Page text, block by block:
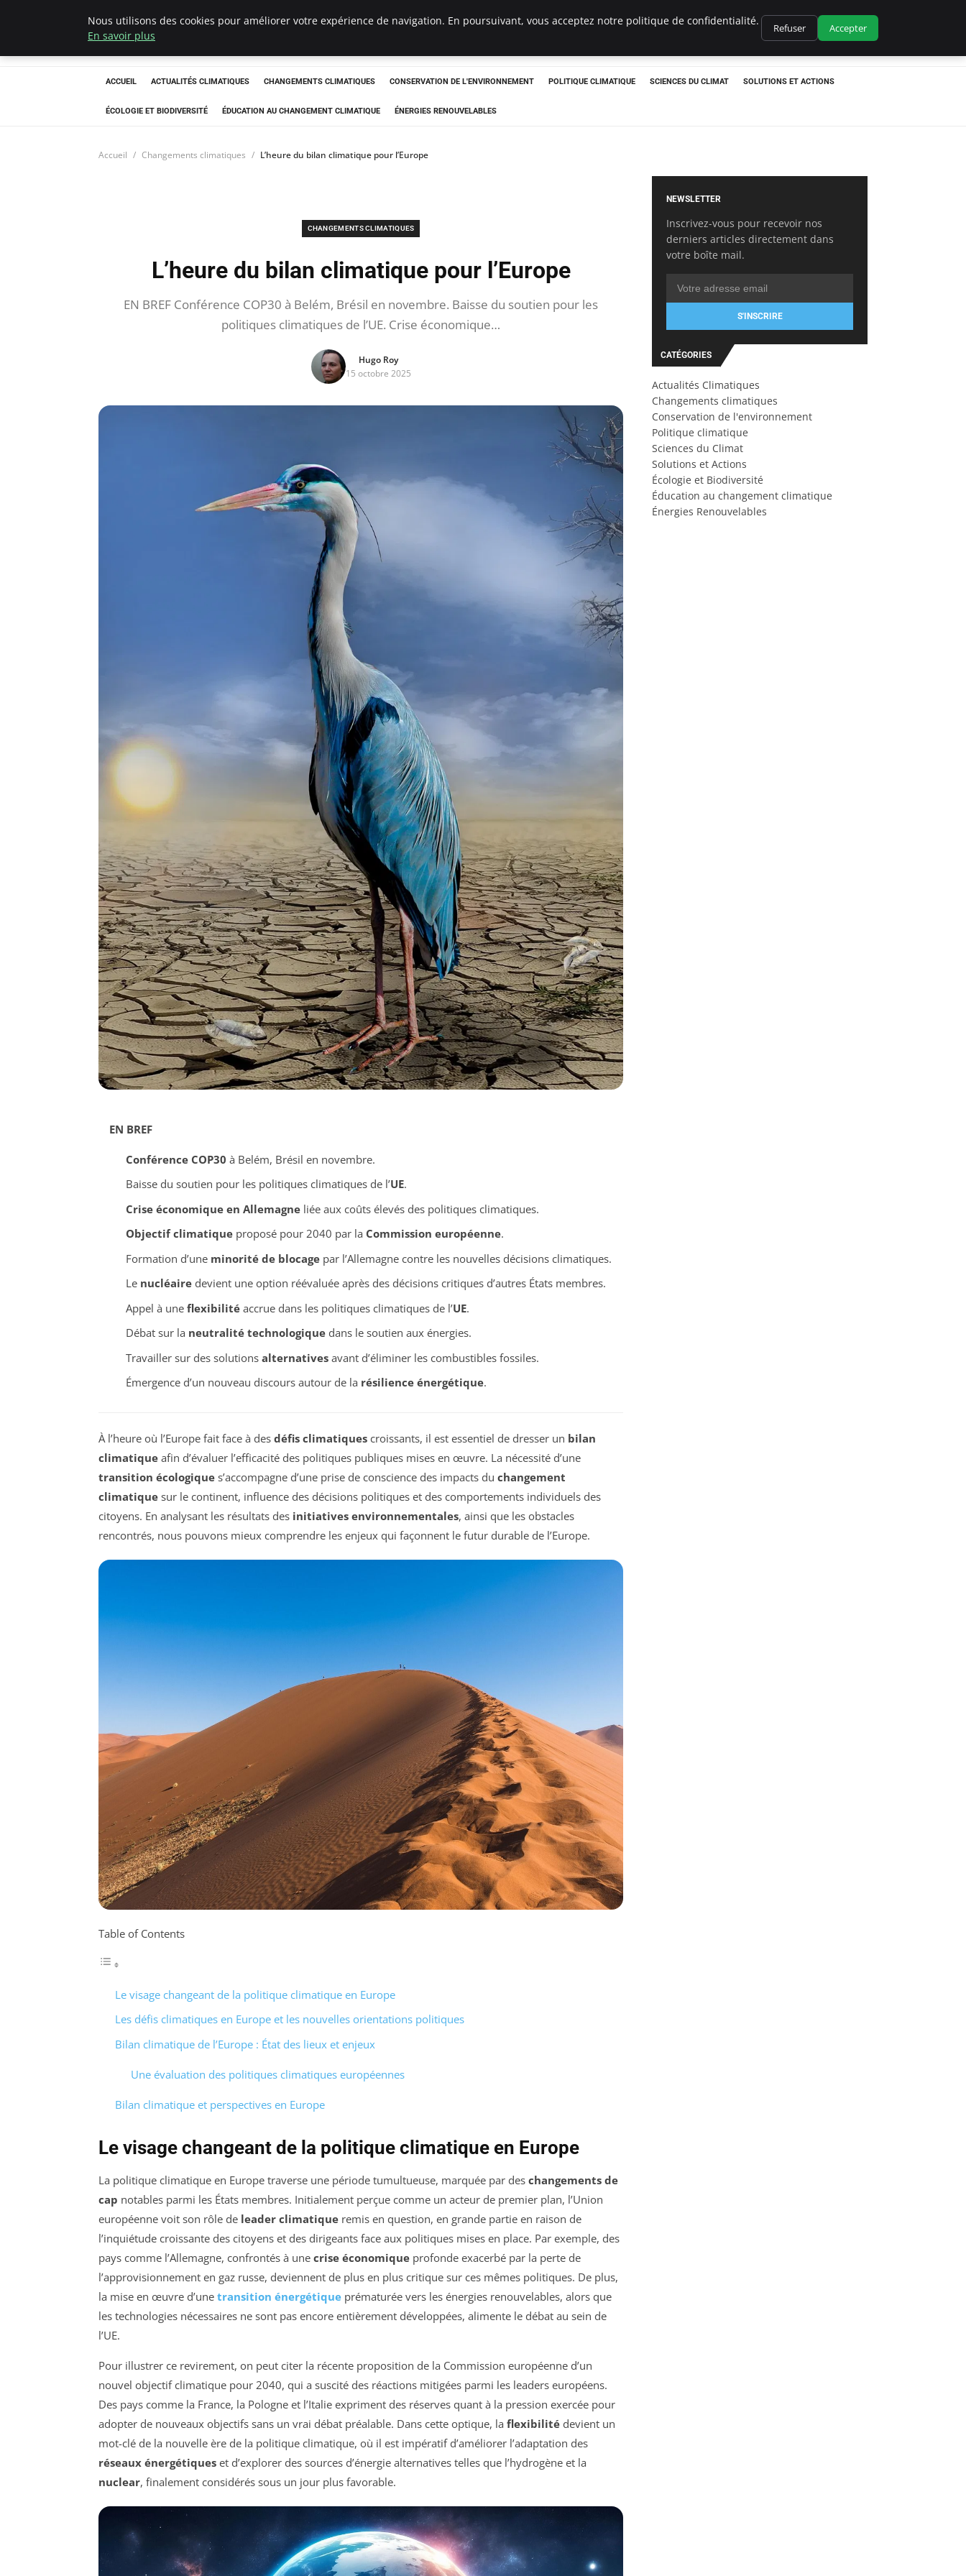
Climatedebtagents
ACCUEIL ACTUALITÉS CLIMATIQUES CHANGEMENTS CLIMATIQUES CONSERVATION DE L'ENVIRONNEMENT POLITIQUE CLIMATIQUE SCIENCES DU CLIMAT SOLUTIONS ET ACTIONS
ÉCOLOGIE ET BIODIVERSITÉ ÉDUCATION AU CHANGEMENT CLIMATIQUE ÉNERGIES RENOUVELABLES
Accueil Changements climatiques L’heure du bilan climatique pour l’Europe
CHANGEMENTS CLIMATIQUES
L’heure du bilan climatique pour l’Europe
EN BREF Conférence COP30 à Belém, Brésil en novembre. Baisse du soutien pour les
politiques climatiques de l’UE. Crise économique…
Hugo Roy
15 octobre 2025
EN BREF
Conférence COP30 à Belém, Brésil en novembre.
Baisse du soutien pour les politiques climatiques de l’UE.
Crise économique en Allemagneliée aux coûts élevés des politiques climatiques.
Objectif climatiqueproposé pour 2040 par la Commission européenne.
Formation d’une minorité de blocagepar l’Allemagne contre les nouvelles décisions climatiques.
Le nucléairedevient une option réévaluée après des décisions critiques d’autres États membres.
Appel à une flexibilitéaccrue dans les politiques climatiques de l’UE.
Débat sur la neutralité technologiquedans le soutien aux énergies.
Travailler sur des solutions alternativesavant d’éliminer les combustibles fossiles.
Émergence d’un nouveau discours autour de la résilience énergétique.
À l’heure où l’Europe fait face à des défis climatiques croissants, il est essentiel de dresser un bilan
climatique afin d’évaluer l’efficacité des politiques publiques mises en œuvre. La nécessité d’une
transition écologique s’accompagne d’une prise de conscience des impacts du changement
climatique sur le continent, influence des décisions politiques et des comportements individuels des
citoyens. En analysant les résultats des initiatives environnementales, ainsi que les obstacles
rencontrés, nous pouvons mieux comprendre les enjeux qui façonnent le futur durable de l’Europe.
Table of Contents
Le visage changeant de la politique climatique en Europe
Les défis climatiques en Europe et les nouvelles orientations politiques
Bilan climatique de l’Europe : État des lieux et enjeux
Une évaluation des politiques climatiques européennes
Bilan climatique et perspectives en Europe
Le visage changeant de la politique climatique en Europe
La politique climatique en Europe traverse une période tumultueuse, marquée par des changements de
cap notables parmi les États membres. Initialement perçue comme un acteur de premier plan, l’Union
européenne voit son rôle de leader climatique remis en question, en grande partie en raison de
l’inquiétude croissante des citoyens et des dirigeants face aux politiques mises en place. Par exemple, des
pays comme l’Allemagne, confrontés à une crise économique profonde exacerbé par la perte de
l’approvisionnement en gaz russe, deviennent de plus en plus critique sur ces mêmes politiques. De plus,
la mise en œuvre d’une transition énergétique prématurée vers les énergies renouvelables, alors que
les technologies nécessaires ne sont pas encore entièrement développées, alimente le débat au sein de
l’UE.
Pour illustrer ce revirement, on peut citer la récente proposition de la Commission européenne d’un
nouvel objectif climatique pour 2040, qui a suscité des réactions mitigées parmi les leaders européens.
Des pays comme la France, la Pologne et l’Italie expriment des réserves quant à la pression exercée pour
adopter de nouveaux objectifs sans un vrai débat préalable. Dans cette optique, la flexibilité devient un
mot-clé de la nouvelle ère de la politique climatique, où il est impératif d’améliorer l’adaptation des
réseaux énergétiques et d’explorer des sources d’énergie alternatives telles que l’hydrogène et la
nuclear, finalement considérés sous un jour plus favorable.
NEWSLETTER
Inscrivez-vous pour recevoir nos
derniers articles directement dans
votre boîte mail.
S'INSCRIRE
CATÉGORIES
Actualités Climatiques
Changements climatiques
Conservation de l'environnement
Politique climatique
Sciences du Climat
Solutions et Actions
Écologie et Biodiversité
Éducation au changement climatique
Énergies Renouvelables
Nous utilisons des cookies pour améliorer votre expérience de navigation. En poursuivant, vous acceptez notre politique de confidentialité.
En savoir plus
Refuser Accepter